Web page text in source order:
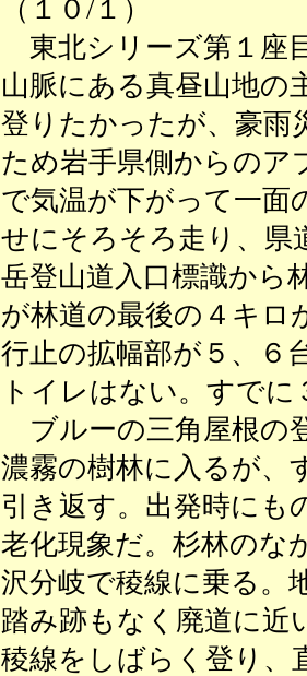
（１０/１）
東北シリーズ第１座
山脈にある真昼山地の
登りたかったが、豪雨
ため岩手県側からのア
で気温が下がって一面
せにそろそろ走り、県
岳登山道入口標識から
が林道の最後の４キロ
行止の拡幅部が５、６
トイレはない。すで
ブルーの三角屋根の
濃霧の樹林に入るが、
引き返す。出発時にも
老化現象だ。杉林のな
沢分岐で稜線に乗る。
踏み跡もなく廃道に近
稜線をしばらく登り、